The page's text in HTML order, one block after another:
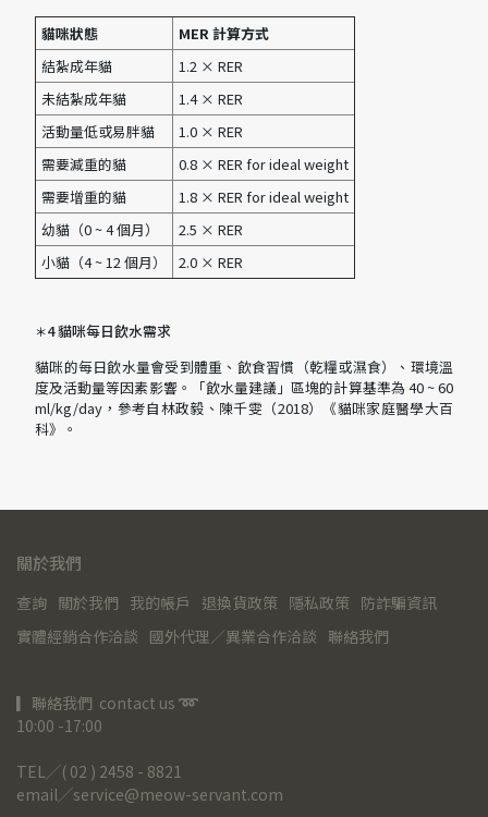
貓咪狀態
MER 計算方式
結紮成年貓
1.2 × RER
未結紮成年貓
1.4 × RER
活動量低或易胖貓
1.0 × RER
需要減重的貓
0.8 × RER for ideal weight
需要增重的貓
1.8 × RER for ideal weight
幼貓（0 ~ 4 個月）
2.5 × RER
小貓（4 ~ 12 個月）
2.0 × RER
＊4 貓咪每日飲水需求
貓咪的每日飲水量會受到體重、飲食習慣（乾糧或濕食）、環境溫
度及活動量等因素影響。「飲水量建議」區塊的計算基準為 40 ~ 60
ml/kg/day，參考自林政毅、陳千雯（2018）《貓咪家庭醫學大百
科》。
關於我們
查詢 關於我們 我的帳戶 退換貨政策 隱私政策 防詐騙資訊
實體經銷合作洽談 國外代理／異業合作洽談 聯絡我們
▎聯絡我們  contact us ➿
10:00 -17:00
TEL╱( 02 ) 2458 - 8821
email╱service@meow-servant.com